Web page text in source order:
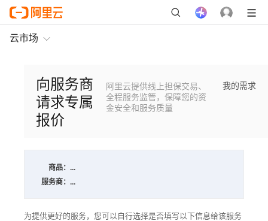
云市场
向服务商
请求专属
报价
阿里云提供线上担保交易、
全程服务监管，保障您的资
金安全和服务质量
我的需求
商品： ...
服务商： ...
为提供更好的服务，您可以自行选择是否填写以下信息给该服务